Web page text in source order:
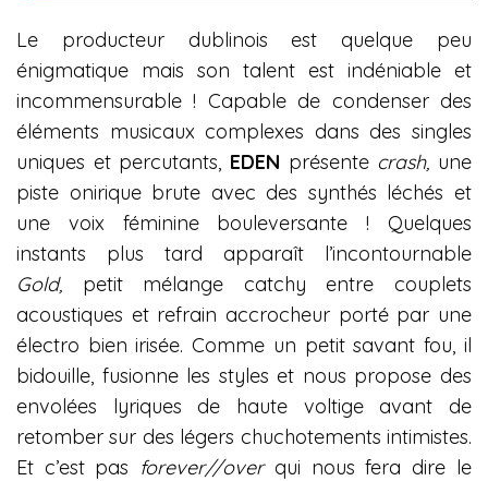
Le producteur dublinois est quelque peu
énigmatique mais son talent est indéniable et
incommensurable ! Capable de condenser des
éléments musicaux complexes dans des singles
uniques et percutants, EDEN présente crash, une
piste onirique brute avec des synthés léchés et
une voix féminine bouleversante ! Quelques
instants plus tard apparaît l’incontournable
Gold, petit mélange catchy entre couplets
acoustiques et refrain accrocheur porté par une
électro bien irisée. Comme un petit savant fou, il
bidouille, fusionne les styles et nous propose des
envolées lyriques de haute voltige avant de
retomber sur des légers chuchotements intimistes.
Et c’est pas forever//overqui nous fera dire le